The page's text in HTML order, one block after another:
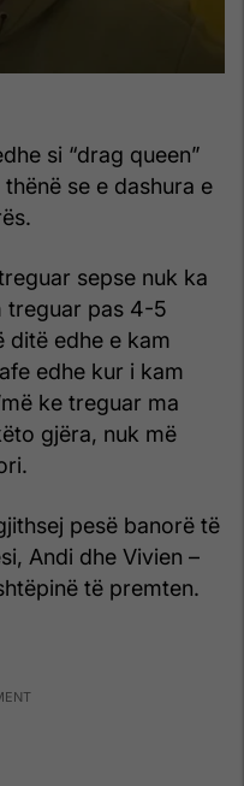
si “drag queen”
se e dashura e
sepse nuk ka
treguar pas 4-5
ditë edhe e kam
edhe kur i kam
ke treguar ma
gjëra, nuk më
pesë banorë të
Andi dhe Vivien –
të premten.